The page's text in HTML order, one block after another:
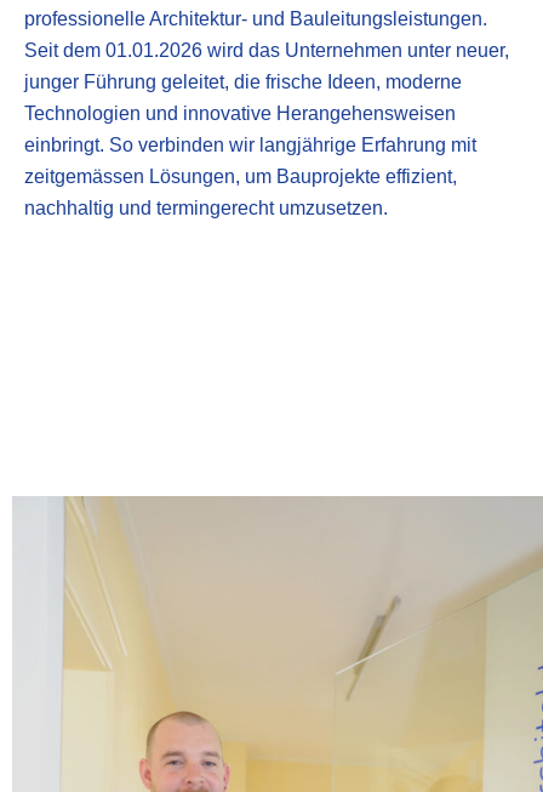
professionelle Architektur- und Bauleitungsleistungen.
Seit dem 01.01.2026 wird das Unternehmen unter neuer,
junger Führung geleitet, die frische Ideen, moderne
Technologien und innovative Herangehensweisen
einbringt. So verbinden wir langjährige Erfahrung mit
zeitgemässen Lösungen, um Bauprojekte effizient,
nachhaltig und termingerecht umzusetzen.